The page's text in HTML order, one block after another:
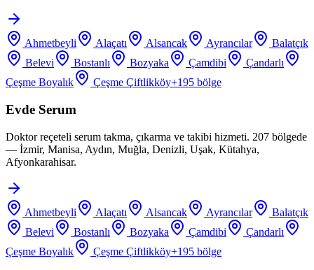
Ahmetbeyli Alaçatı Alsancak Ayrancılar
Balatçık
Belevi
Bostanlı Bozyaka Çamdibi
Çandarlı
Çeşme Boyalık
Çeşme Çiftlikköy+195 bölge
Evde Serum
Doktor reçeteli serum takma, çıkarma ve takibi hizmeti. 207 bölgede
— İzmir, Manisa, Aydın, Muğla, Denizli, Uşak, Kütahya,
Afyonkarahisar.
Ahmetbeyli Alaçatı Alsancak Ayrancılar
Balatçık
Belevi
Bostanlı Bozyaka Çamdibi
Çandarlı
Çeşme Boyalık
Çeşme Çiftlikköy+195 bölge